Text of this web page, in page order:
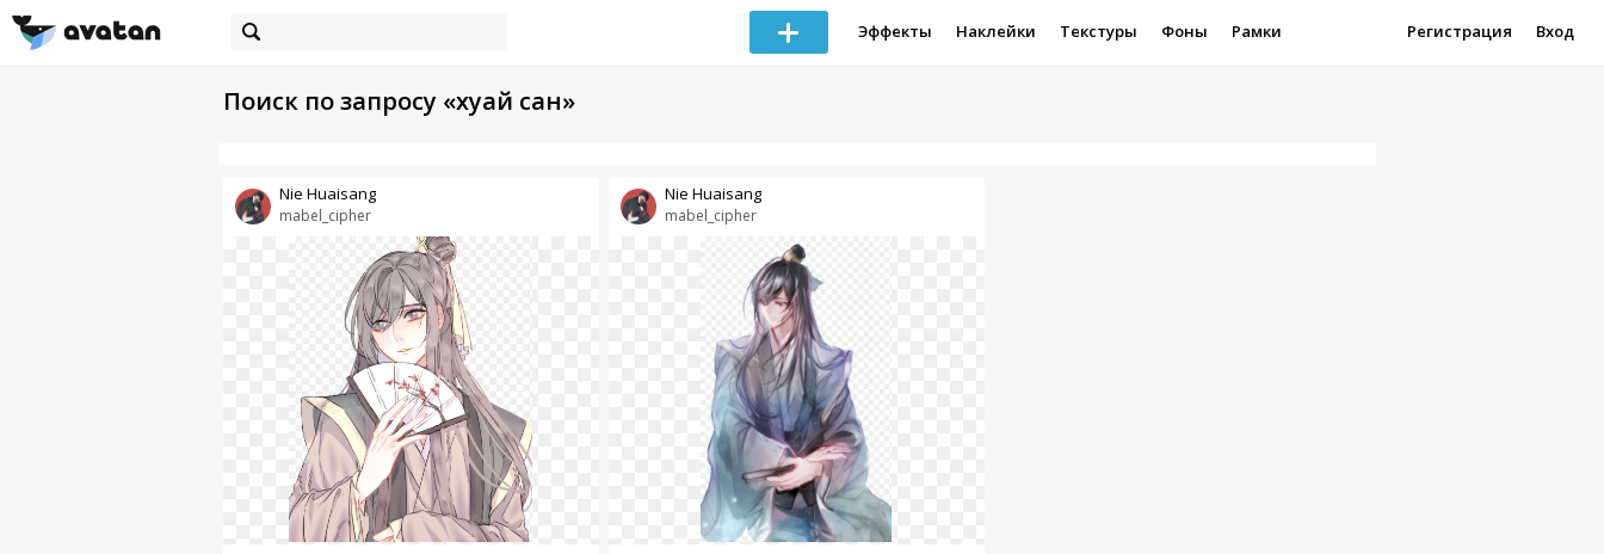
Эффекты Наклейки Текстуры Фоны Рамки Регистрация Вход
Поиск по запросу «хуай сан»
mabel_cipher
Nie Huaisang
mabel_cipher
Nie Huaisang